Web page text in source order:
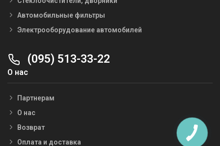
Автомобильные фильтры
Электрооборудование автомобилей
(095) 513-33-22
О нас
Партнерам
О нас
Возврат
Оплата и доставка